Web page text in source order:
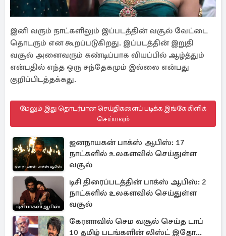
இனி வரும் நாட்களிலும் இப்படத்தின் வசூல் வேட்டை
தொடரும் என கூறப்படுகிறது. இப்படத்தின் இறுதி
வசூல் அனைவரும் கண்டிப்பாக வியப்பில் ஆழ்த்தும்
என்பதில் எந்த ஒரு சந்தேகமும் இல்லை என்பது
குறிப்பிடத்தக்கது.
மேலும் இது தொடர்பான செய்திகளைப் படிக்க இங்கே கிளிக்
செய்யவும்
ஜனநாயகன் பாக்ஸ் ஆபிஸ்: 17
நாட்களில் உலகளவில் செய்துள்ள
வசூல்
டிசி திரைப்படத்தின் பாக்ஸ் ஆபிஸ்: 2
நாட்களில் உலகளவில் செய்துள்ள
வசூல்
கேரளாவில் செம வசூல் செய்த டாப்
10 தமிழ் படங்களின் லிஸ்ட் இதோ...